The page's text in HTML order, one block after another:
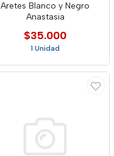
Aretes Blanco y Negro
Anastasia
$35.000
1 Unidad